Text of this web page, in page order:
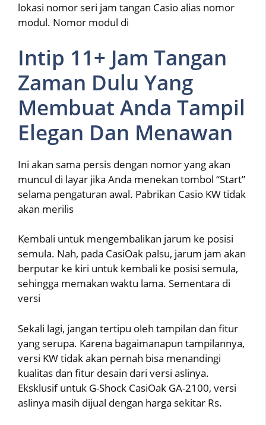
lokasi nomor seri jam tangan Casio alias nomor
modul. Nomor modul di
Intip 11+ Jam Tangan
Zaman Dulu Yang
Membuat Anda Tampil
Elegan Dan Menawan
Ini akan sama persis dengan nomor yang akan
muncul di layar jika Anda menekan tombol “Start”
selama pengaturan awal. Pabrikan Casio KW tidak
akan merilis
Kembali untuk mengembalikan jarum ke posisi
semula. Nah, pada CasiOak palsu, jarum jam akan
berputar ke kiri untuk kembali ke posisi semula,
sehingga memakan waktu lama. Sementara di
versi
Sekali lagi, jangan tertipu oleh tampilan dan fitur
yang serupa. Karena bagaimanapun tampilannya,
versi KW tidak akan pernah bisa menandingi
kualitas dan fitur desain dari versi aslinya.
Eksklusif untuk G-Shock CasiOak GA-2100, versi
aslinya masih dijual dengan harga sekitar Rs.